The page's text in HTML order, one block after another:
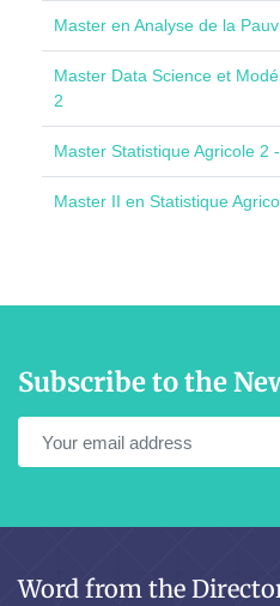
Master en Analyse de la
Master Data Science et
2
Master Statistique Agricole 2
Master II en Statistique
Subscribe to the
Word from the